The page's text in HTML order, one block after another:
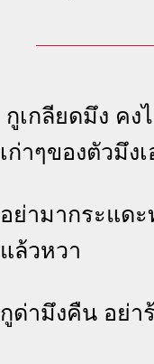
กูเกลียดมึง ค
เก่าๆของตัวมึงเ
อย่ามากระแด
แล้วหวา
กูด่ามึงคืน อย่า